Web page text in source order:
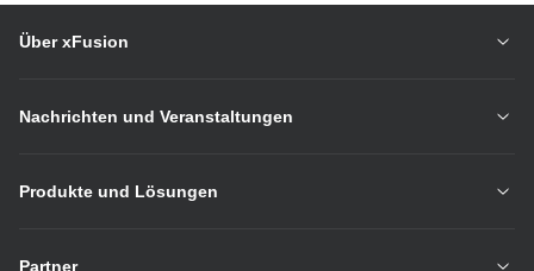
Über xFusion
Nachrichten und Veranstaltungen
Produkte und Lösungen
Partner